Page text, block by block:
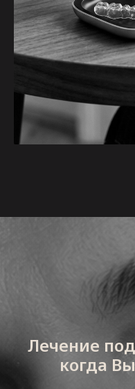
Лечение
когда